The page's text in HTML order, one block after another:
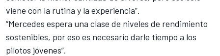
viene con la rutina y la experiencia”.
“Mercedes espera una clase de niveles de rendimiento
sostenibles, por eso es necesario darle tiempo a los
pilotos jóvenes”.